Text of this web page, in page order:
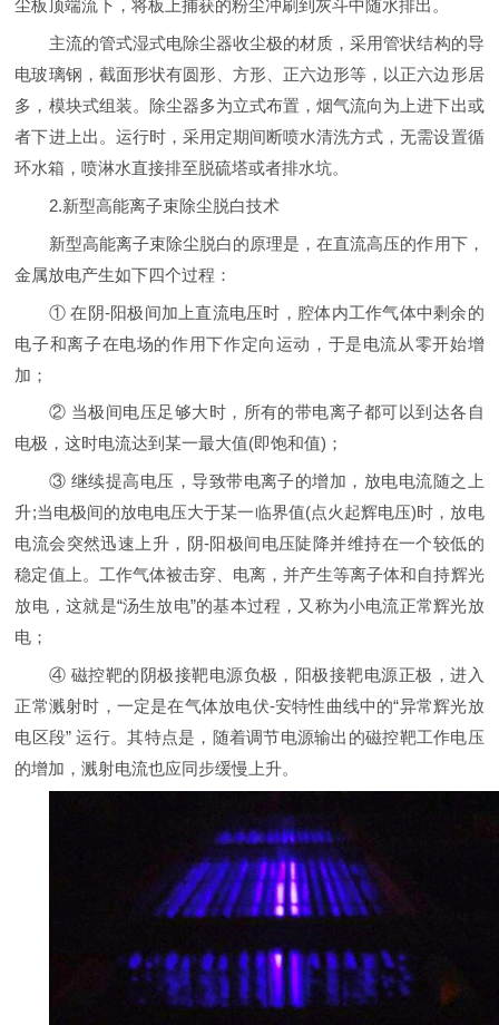
尘板顶端流下，将板上捕获的粉尘冲刷到灰斗中随水排出。
主流的管式湿式电除尘器收尘极的材质，采用管状结构的导
电玻璃钢，截面形状有圆形、方形、正六边形等，以正六边形居
多，模块式组装。除尘器多为立式布置，烟气流向为上进下出或
者下进上出。运行时，采用定期间断喷水清洗方式，无需设置循
环水箱，喷淋水直接排至脱硫塔或者排水坑。
2.新型高能离子束除尘脱白技术
新型高能离子束除尘脱白的原理是，在直流高压的作用下，
金属放电产生如下四个过程：
① 在阴-阳极间加上直流电压时，腔体内工作气体中剩余的
电子和离子在电场的作用下作定向运动，于是电流从零开始增
加；
② 当极间电压足够大时，所有的带电离子都可以到达各自
电极，这时电流达到某一最大值(即饱和值)；
③ 继续提高电压，导致带电离子的增加，放电电流随之上
升;当电极间的放电电压大于某一临界值(点火起辉电压)时，放电
电流会突然迅速上升，阴-阳极间电压陡降并维持在一个较低的
稳定值上。工作气体被击穿、电离，并产生等离子体和自持辉光
放电，这就是“汤生放电”的基本过程，又称为小电流正常辉光放
电；
④ 磁控靶的阴极接靶电源负极，阳极接靶电源正极，进入
正常溅射时，一定是在气体放电伏-安特性曲线中的“异常辉光放
电区段” 运行。其特点是，随着调节电源输出的磁控靶工作电压
的增加，溅射电流也应同步缓慢上升。